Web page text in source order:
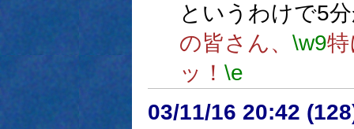
というわけで5
の皆さん、 \w9
ッ！ \e
03/11/16 20:42